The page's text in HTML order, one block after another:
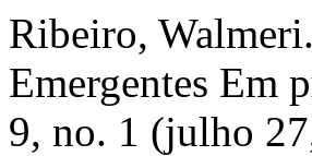
Ribeiro,
Emergentes Em
9, no. 1 (julho